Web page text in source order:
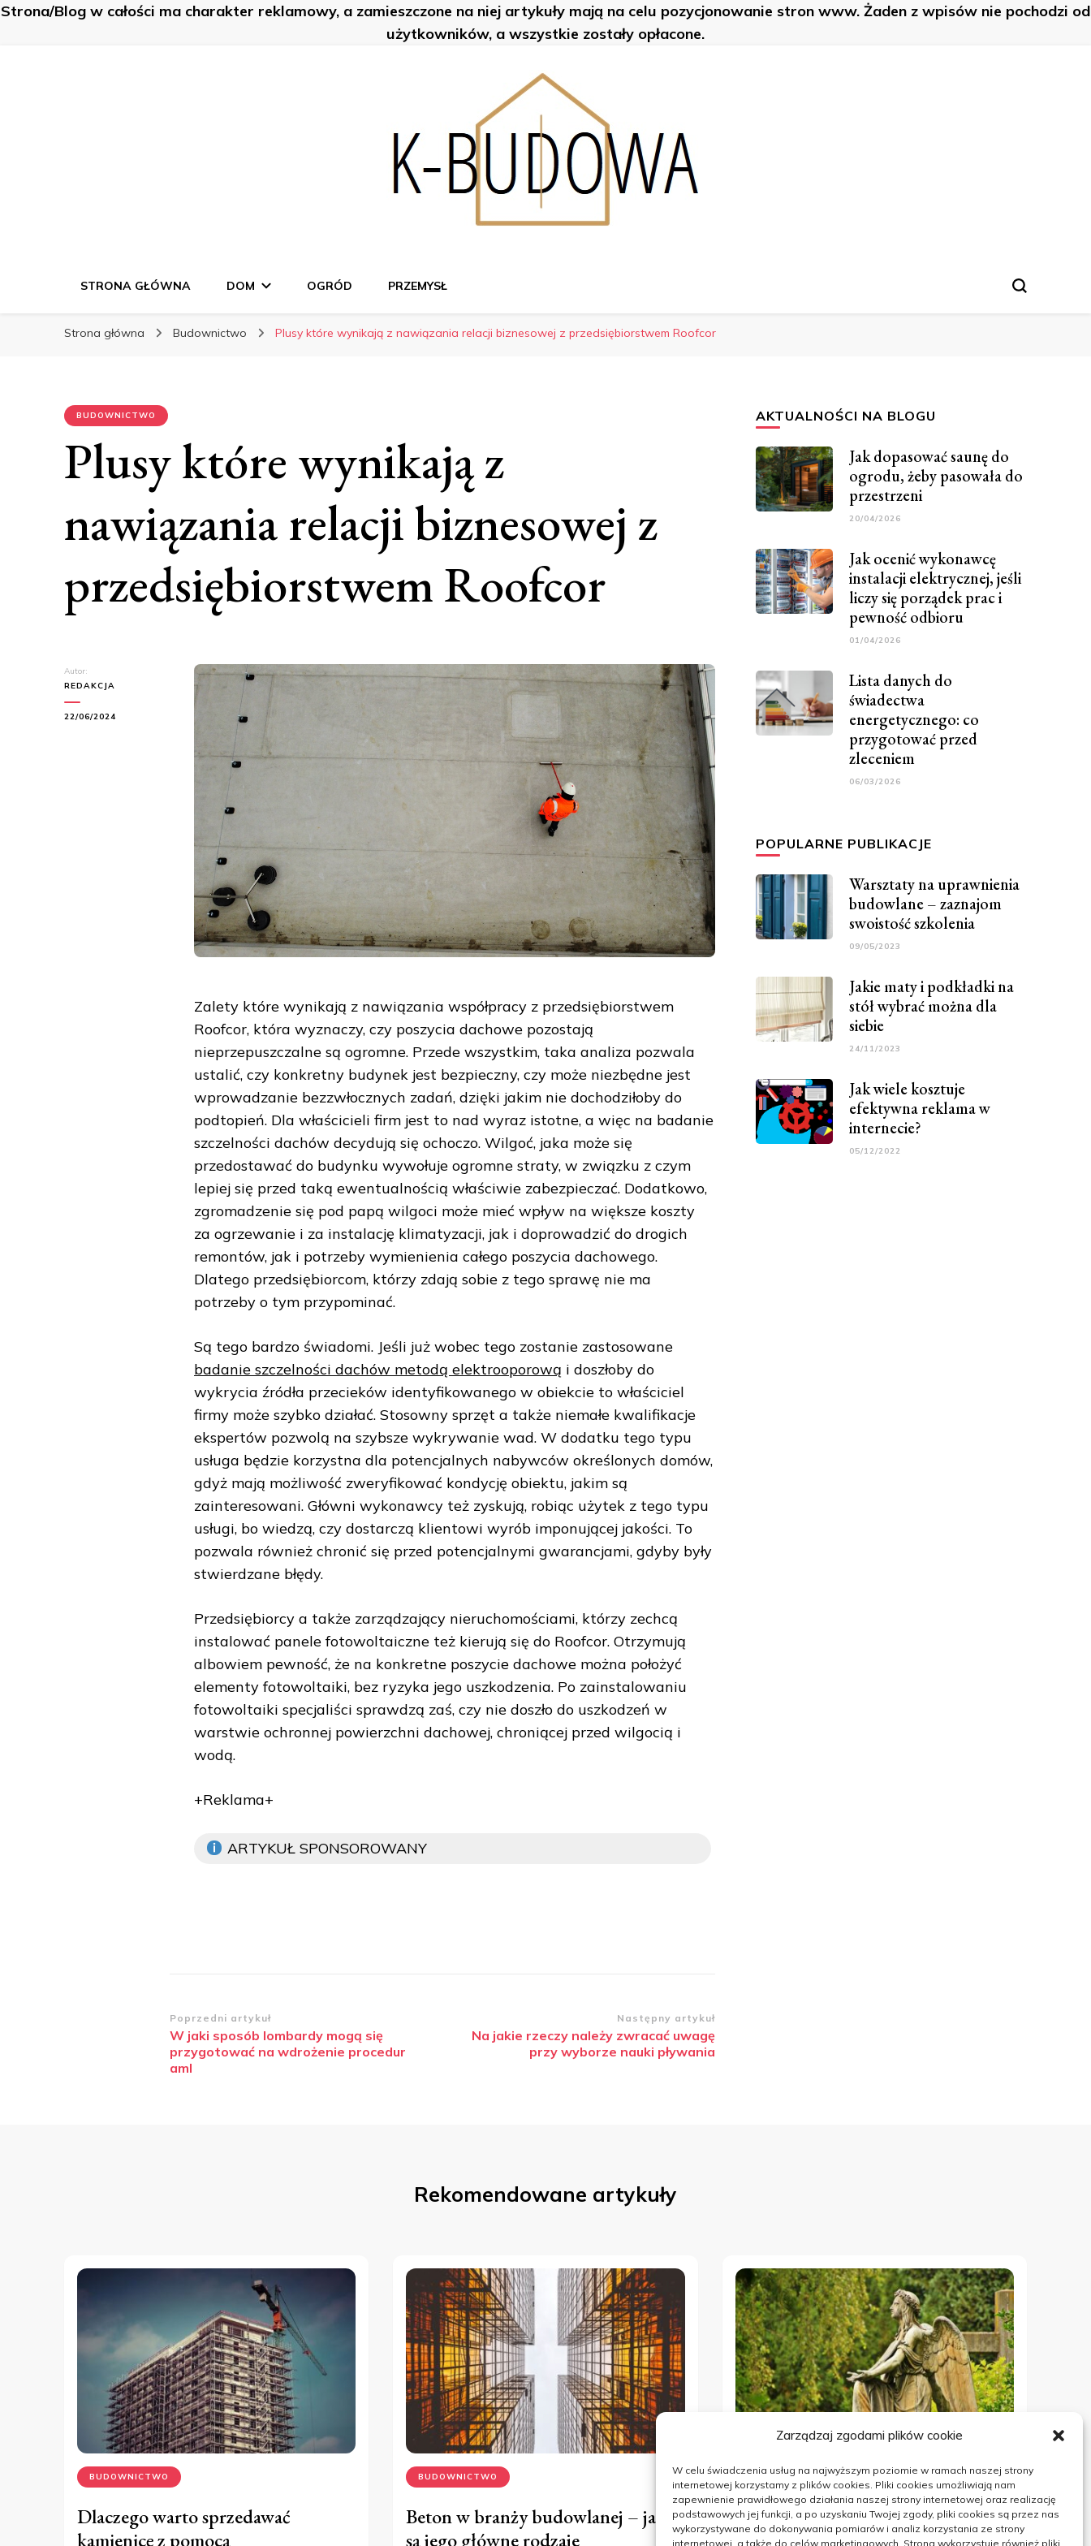
Zarządzaj zgodami plików cookie
W celu świadczenia usług na najwyższym poziomie w ramach naszej strony
internetowej korzystamy z plików cookies. Pliki cookies umożliwiają nam
zapewnienie prawidłowego działania naszej strony internetowej oraz realizację
podstawowych jej funkcji, a po uzyskaniu Twojej zgody, pliki cookies są przez nas
wykorzystywane do dokonywania pomiarów i analiz korzystania ze strony
internetowej, a także do celów marketingowych. Strona wykorzystuje również pliki
Strona/Blog w całości ma charakter reklamowy, a zamieszczone na niej artykuły mają na celu pozycjonowanie stron www. Żaden z wpisów nie pochodzi od
użytkowników, a wszystkie zostały opłacone.
K-Budowa
STRONA GŁÓWNA DOM OGRÓD PRZEMYSŁ
Strona główna Budownictwo Plusy które wynikają z nawiązania relacji biznesowej z przedsiębiorstwem Roofcor
BUDOWNICTWO
Plusy które wynikają z
nawiązania relacji biznesowej z
przedsiębiorstwem Roofcor
Autor:
REDAKCJA
22/06/2024
Zalety które wynikają z nawiązania współpracy z przedsiębiorstwem
Roofcor, która wyznaczy, czy poszycia dachowe pozostają
nieprzepuszczalne są ogromne. Przede wszystkim, taka analiza pozwala
ustalić, czy konkretny budynek jest bezpieczny, czy może niezbędne jest
wprowadzanie bezzwłocznych zadań, dzięki jakim nie dochodziłoby do
podtopień. Dla właścicieli firm jest to nad wyraz istotne, a więc na badanie
szczelności dachów decydują się ochoczo. Wilgoć, jaka może się
przedostawać do budynku wywołuje ogromne straty, w związku z czym
lepiej się przed taką ewentualnością właściwie zabezpieczać. Dodatkowo,
zgromadzenie się pod papą wilgoci może mieć wpływ na większe koszty
za ogrzewanie i za instalację klimatyzacji, jak i doprowadzić do drogich
remontów, jak i potrzeby wymienienia całego poszycia dachowego.
Dlatego przedsiębiorcom, którzy zdają sobie z tego sprawę nie ma
potrzeby o tym przypominać.
Są tego bardzo świadomi. Jeśli już wobec tego zostanie zastosowane
badanie szczelności dachów metodą elektrooporową i doszłoby do
wykrycia źródła przecieków identyfikowanego w obiekcie to właściciel
firmy może szybko działać. Stosowny sprzęt a także niemałe kwalifikacje
ekspertów pozwolą na szybsze wykrywanie wad. W dodatku tego typu
usługa będzie korzystna dla potencjalnych nabywców określonych domów,
gdyż mają możliwość zweryfikować kondycję obiektu, jakim są
zainteresowani. Główni wykonawcy też zyskują, robiąc użytek z tego typu
usługi, bo wiedzą, czy dostarczą klientowi wyrób imponującej jakości. To
pozwala również chronić się przed potencjalnymi gwarancjami, gdyby były
stwierdzane błędy.
Przedsiębiorcy a także zarządzający nieruchomościami, którzy zechcą
instalować panele fotowoltaiczne też kierują się do Roofcor. Otrzymują
albowiem pewność, że na konkretne poszycie dachowe można położyć
elementy fotowoltaiki, bez ryzyka jego uszkodzenia. Po zainstalowaniu
fotowoltaiki specjaliści sprawdzą zaś, czy nie doszło do uszkodzeń w
warstwie ochronnej powierzchni dachowej, chroniącej przed wilgocią i
wodą.
+Reklama+
ARTYKUŁ SPONSOROWANY
Zobacz
wpisy
Poprzedni artykuł
W jaki sposób lombardy mogą się
przygotować na wdrożenie procedur
aml
Następny artykuł
Na jakie rzeczy należy zwracać uwagę
przy wyborze nauki pływania
AKTUALNOŚCI NA BLOGU
Jak dopasować saunę do
ogrodu, żeby pasowała do
przestrzeni
20/04/2026
Jak ocenić wykonawcę
instalacji elektrycznej, jeśli
liczy się porządek prac i
pewność odbioru
01/04/2026
Lista danych do
świadectwa
energetycznego: co
przygotować przed
zleceniem
06/03/2026
POPULARNE PUBLIKACJE
Warsztaty na uprawnienia
budowlane – zaznajom
swoistość szkolenia
09/05/2023
Jakie maty i podkładki na
stół wybrać można dla
siebie
24/11/2023
Jak wiele kosztuje
efektywna reklama w
internecie?
05/12/2022
Rekomendowane artykuły
BUDOWNICTWO
Dlaczego warto sprzedawać
kamienicę z pomocą
BUDOWNICTWO
Beton w branży budowlanej – jakie
są jego główne rodzaje
BUDOWNICTWO
Krótki opis najpopularniejszych
chętnie wybieranych rodzajów